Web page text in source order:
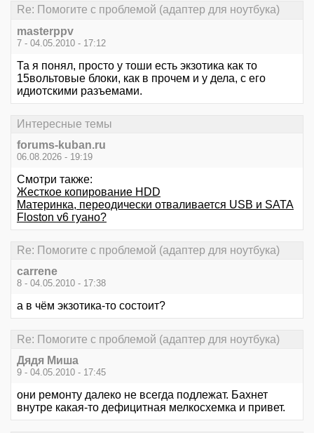
Re: Помогите с проблемой (адаптер для ноутбука)
masterppv
7 - 04.05.2010 - 17:12
Та я понял, просто у тоши есть экзотика как то
15вольтовые блоки, как в прочем и у дела, с его
идиотскими разъемами.
Интересные темы
forums-kuban.ru
06.08.2026 - 19:19
Смотри также:
Жесткое копирование HDD
Материнка, переодически отваливается USB и SATA
Floston v6 гуано?
Re: Помогите с проблемой (адаптер для ноутбука)
carrene
8 - 04.05.2010 - 17:38
а в чём экзотика-то состоит?
Re: Помогите с проблемой (адаптер для ноутбука)
Дядя Миша
9 - 04.05.2010 - 17:45
они ремонту далеко не всегда подлежат. Бахнет
внутре какая-то дефицитная мелкосхемка и привет.